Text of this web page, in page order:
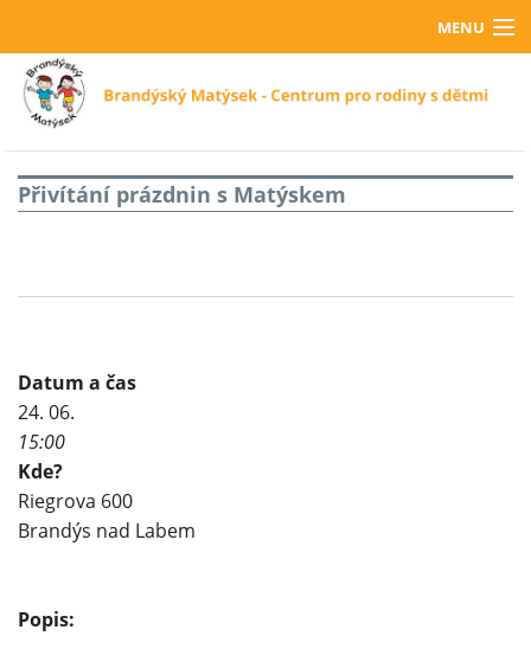
MENU
Domů
O nás
Fotogalerie
Kontakty
Přivítání prázdnin s Matýskem
Datum a čas
24. 06.
15:00
Kde?
Riegrova 600
Brandýs nad Labem
Popis: